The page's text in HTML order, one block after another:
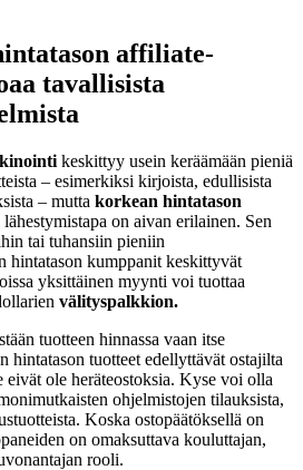
affiliate-
tavallisista
keskittyy usein keräämään pieniä
– esimerkiksi kirjoista, edullisista
– mutta korkean hintatason
lähestymistapa on aivan erilainen. Sen
tai tuhansiin pieniin
hintatason kumppanit keskittyvät
yksittäinen myynti voi tuottaa
välityspalkkion.
tuotteen hinnassa vaan itse
hintatason tuotteet edellyttävät ostajilta
eivät ole heräteostoksia. Kyse voi olla
ohjelmistojen tilauksista,
Koska ostopäätöksellä on
on omaksuttava kouluttajan,
rooli.